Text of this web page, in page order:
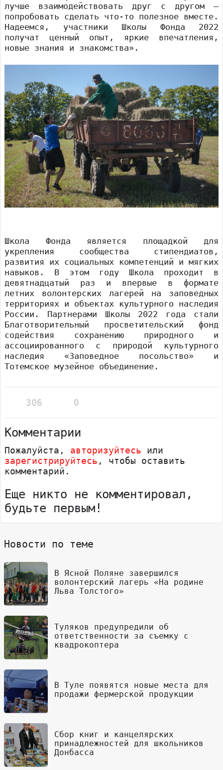
лучше взаимодействовать друг с другом –
попробовать сделать что-то полезное вместе.
Надеемся, участники Школы Фонда 2022
получат ценный опыт, яркие впечатления,
новые знания и знакомства».
Школа Фонда является площадкой для
укрепления сообщества стипендиатов,
развития их социальных компетенций и мягких
навыков. В этом году Школа проходит в
девятнадцатый раз и впервые в формате
летних волонтерских лагерей на заповедных
территориях и объектах культурного наследия
России. Партнерами Школы 2022 года стали
Благотворительный просветительский фонд
содействия сохранению природного и
ассоциированного с природой культурного
наследия «Заповедное посольство» и
Тотемское музейное объединение.
306 0
Комментарии
Пожалуйста, авторизуйтесь или
зарегистрируйтесь , чтобы оставить
комментарий.
Еще никто не комментировал,
будьте первым!
Новости по теме
В Ясной Поляне завершился
волонтерский лагерь «На родине
Льва Толстого»
Туляков предупредили об
ответственности за съемку с
квадрокоптера
В Туле появятся новые места для
продажи фермерской продукции
Сбор книг и канцелярских
принадлежностей для школьников
Донбасса